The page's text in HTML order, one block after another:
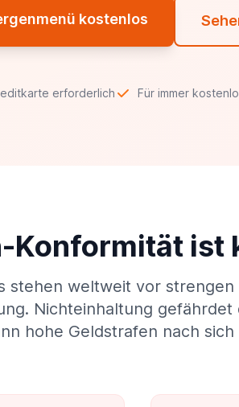
kostenlos
erforderlich Für immer
Konformität ist
stehen weltweit vor
Nichteinhaltung gefährdet
hohe Geldstrafen nach sich